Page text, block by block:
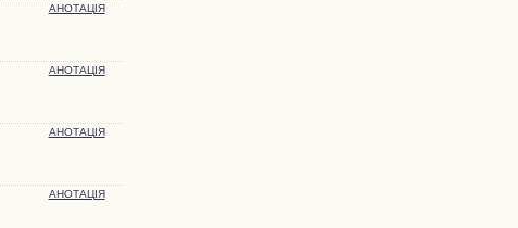
АНОТАЦІЯ
АНОТАЦІЯ
АНОТАЦІЯ
АНОТАЦІЯ